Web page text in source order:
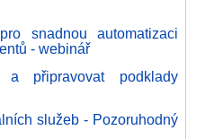
snadnou automatizaci
- webinář
připravovat podklady
služeb - Pozoruhodný